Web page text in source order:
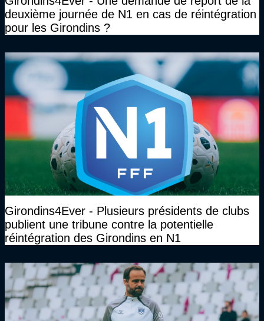
deuxième journée de N1 en cas de réintégration
pour les Girondins ?
Girondins4Ever - Plusieurs présidents de clubs
publient une tribune contre la potentielle
réintégration des Girondins en N1